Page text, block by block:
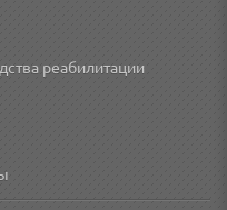
реабилитации